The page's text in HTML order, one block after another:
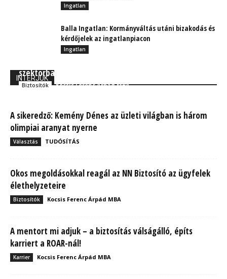
Ingatlan
Balla Ingatlan: Kormányváltás utáni bizakodás és
kérdőjelek az ingatlanpiacon
Ingatlan
INTERJÚK
szektorban – digitális innovációk a Generalinál
Biztosítók Kocsis Ferenc Árpád MBA
A sikeredző: Kemény Dénes az üzleti világban is három
olimpiai aranyat nyerne
Választás TUDÓSÍTÁS
Okos megoldásokkal reagál az NN Biztosító az ügyfelek
élethelyzeteire
Biztosítók Kocsis Ferenc Árpád MBA
A mentort mi adjuk – a biztosítás válságálló, építs
karriert a ROAR-nál!
Karrier Kocsis Ferenc Árpád MBA